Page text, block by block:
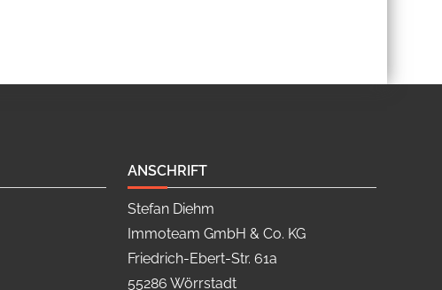
ANSCHRIFT
Stefan Diehm
Immoteam GmbH & Co. KG
Friedrich-Ebert-Str. 61a
55286 Wörrstadt